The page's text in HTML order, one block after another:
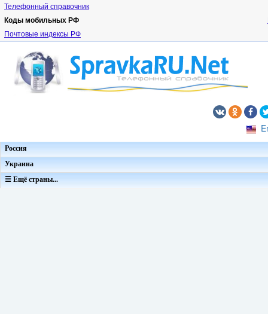
Телефонный справочник
Коды мобильных РФ
Почтовые индексы РФ
Россия
Украина
☰ Ещё страны...